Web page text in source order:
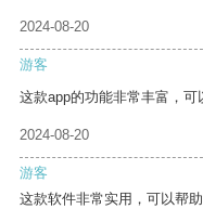
2024-08-20
游客
这款app的功能非常丰富，可
2024-08-20
游客
这款软件非常实用，可以帮